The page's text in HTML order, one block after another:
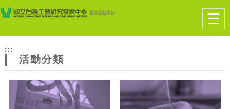
網
站
主
題
跳到主要內容
網站導覽
:::
活動分類